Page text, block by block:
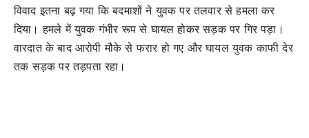
विवाद इतना बढ़ गया कि बदमाशों ने युवक पर तलवार से हमला कर
दिया। हमले में युवक गंभीर रूप से घायल होकर सड़क पर गिर पड़ा।
वारदात के बाद आरोपी मौके से फरार हो गए और घायल युवक काफी देर
तक सड़क पर तड़पता रहा।